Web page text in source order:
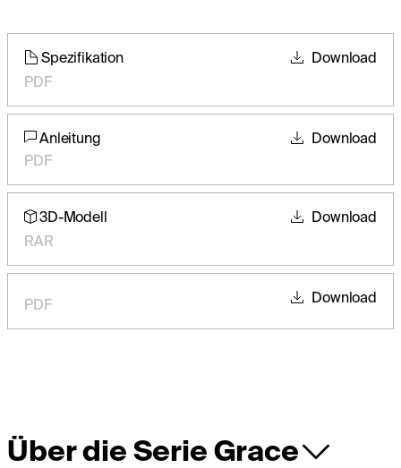
Spezifikation
PDF
Download
Anleitung
PDF
Download
3D-Modell
RAR
Download
PDF Download
Über die Serie Grace